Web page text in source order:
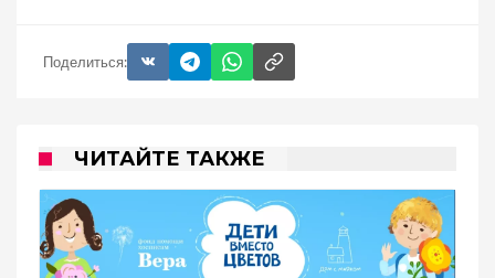
Поделиться:
ЧИТАЙТЕ ТАКЖЕ